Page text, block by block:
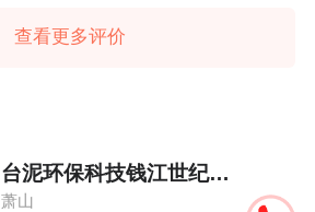
查看更多评价
台泥环保科技钱江世纪城项目
萧山